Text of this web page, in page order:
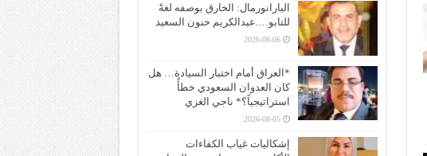
البارانورمال: الخارق بوصفه لغةً
للتابو….عبدالكريم حنون السعيد
2026-08-06
*العراق أمام اختبار السيادة… هل
كان العدوان السعودي خطأً
استراتيجياً؟* ناجي الغزي
2026-08-05
إشكاليات غياب الكفاءات